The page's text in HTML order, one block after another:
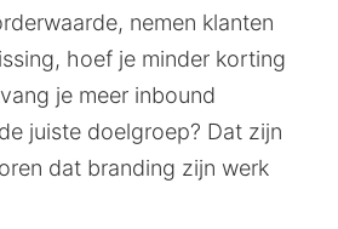
nemen klanten
hoef je minder korting
je meer inbound
juiste doelgroep? Dat zijn
dat branding zijn werk